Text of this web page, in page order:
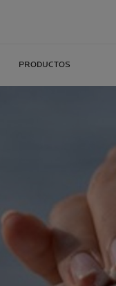
PRODUCTOS